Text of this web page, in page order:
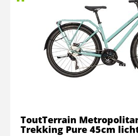
ToutTerrain
Trekking Pure 45cm